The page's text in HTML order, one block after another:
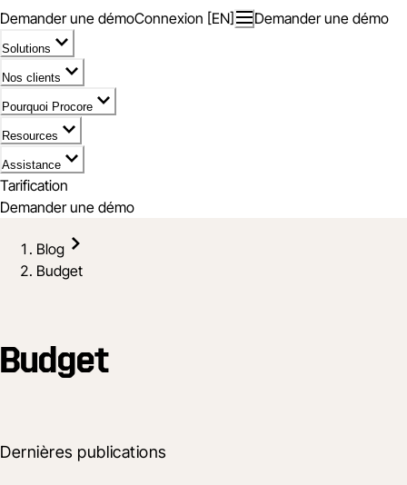
Demander une démoConnexion [EN] Demander une démo
Solutions
Nos clients
Pourquoi Procore
Resources
Assistance
Tarification
Demander une démo
Blog
Budget
Budget
Dernières publications